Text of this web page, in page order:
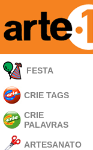
FESTA
CRIE TAGS
CRIE
PALAVRAS
ARTESANATO